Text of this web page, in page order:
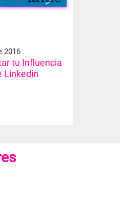
2016
tu Influencia
Linkedin